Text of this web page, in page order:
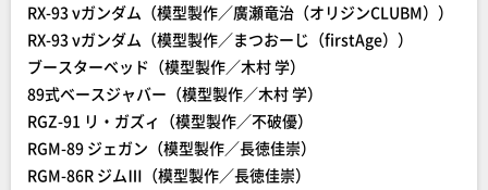
RX-93 νガンダム（模型製作／廣瀬竜治（オリジンCLUBM））
RX-93 νガンダム（模型製作／まつおーじ（firstAge））
ブースターベッド（模型製作／木村 学）
89式ベースジャバー（模型製作／木村 学）
RGZ-91 リ・ガズィ（模型製作／不破優）
RGM-89 ジェガン（模型製作／長徳佳崇）
RGM-86R ジムⅢ（模型製作／長徳佳崇）